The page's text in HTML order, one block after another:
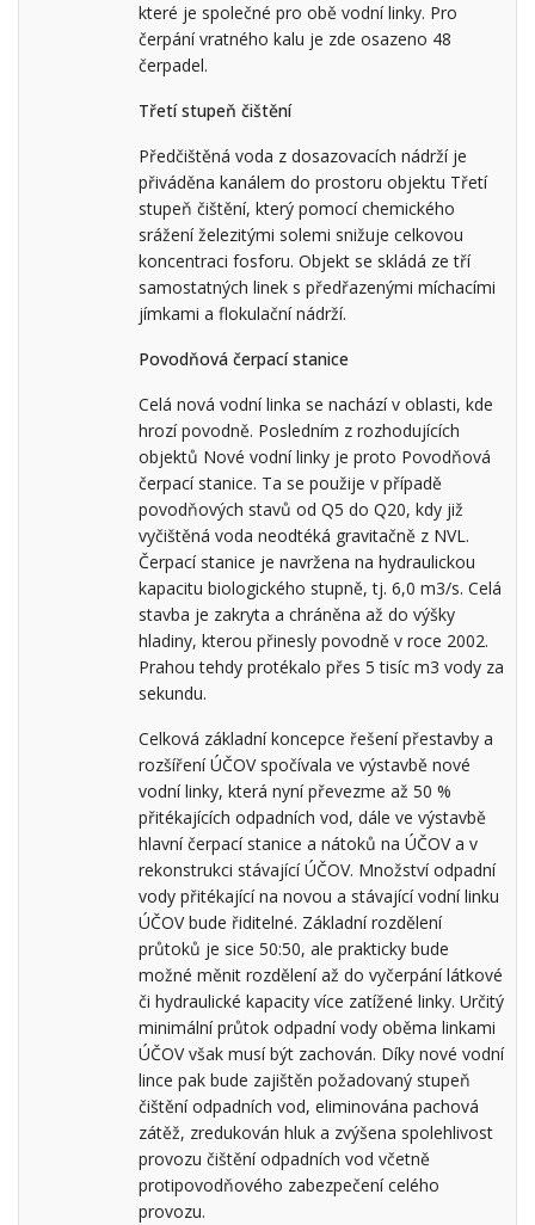
které je společné pro obě vodní linky. Pro
čerpání vratného kalu je zde osazeno 48
čerpadel.
Třetí stupeň čištění
Předčištěná voda z dosazovacích nádrží je
přiváděna kanálem do prostoru objektu Třetí
stupeň čištění, který pomocí chemického
srážení železitými solemi snižuje celkovou
koncentraci fosforu. Objekt se skládá ze tří
samostatných linek s předřazenými míchacími
jímkami a flokulační nádrží.
Povodňová čerpací stanice
Celá nová vodní linka se nachází v oblasti, kde
hrozí povodně. Posledním z rozhodujících
objektů Nové vodní linky je proto Povodňová
čerpací stanice. Ta se použije v případě
povodňových stavů od Q5 do Q20, kdy již
vyčištěná voda neodtéká gravitačně z NVL.
Čerpací stanice je navržena na hydraulickou
kapacitu biologického stupně, tj. 6,0 m3/s. Celá
stavba je zakryta a chráněna až do výšky
hladiny, kterou přinesly povodně v roce 2002.
Prahou tehdy protékalo přes 5 tisíc m3 vody za
sekundu.
Celková základní koncepce řešení přestavby a
rozšíření ÚČOV spočívala ve výstavbě nové
vodní linky, která nyní převezme až 50 %
přitékajících odpadních vod, dále ve výstavbě
hlavní čerpací stanice a nátoků na ÚČOV a v
rekonstrukci stávající ÚČOV. Množství odpadní
vody přitékající na novou a stávající vodní linku
ÚČOV bude řiditelné. Základní rozdělení
průtoků je sice 50:50, ale prakticky bude
možné měnit rozdělení až do vyčerpání látkové
či hydraulické kapacity více zatížené linky. Určitý
minimální průtok odpadní vody oběma linkami
ÚČOV však musí být zachován. Díky nové vodní
lince pak bude zajištěn požadovaný stupeň
čištění odpadních vod, eliminována pachová
zátěž, zredukován hluk a zvýšena spolehlivost
provozu čištění odpadních vod včetně
protipovodňového zabezpečení celého
provozu.